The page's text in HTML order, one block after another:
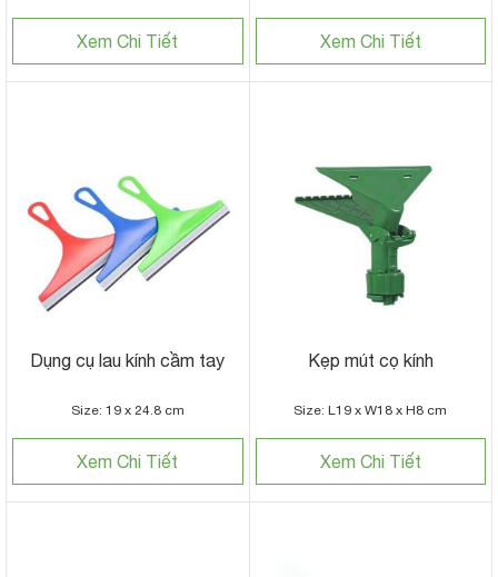
Xem Chi Tiết Xem Chi Tiết
Dụng cụ lau kính cầm tay
Size: 19 x 24.8 cm
Xem Chi Tiết
Kẹp mút cọ kính
Size: L19 x W18 x H8 cm
Xem Chi Tiết